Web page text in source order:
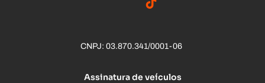
CNPJ: 03.870.341/0001-06
Assinatura de veículos